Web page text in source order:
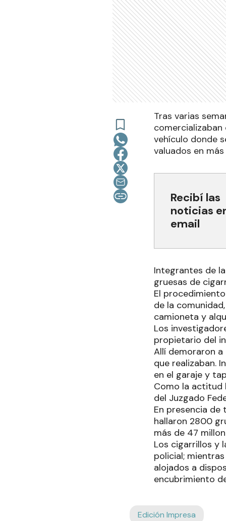
Tras varias
vehículo donde
valuados en
Recibí las
noticias
email
Integrantes de
gruesas de
El
de la
camioneta y
Los
propietario del
Allí demoraron
que realizaban.
en el garaje y
Como la actitud
del Juzgado
En presencia
hallaron 2800
más de 47
Los cigarrillos y
policial;
alojados a
encubrimiento
Edición Impresa